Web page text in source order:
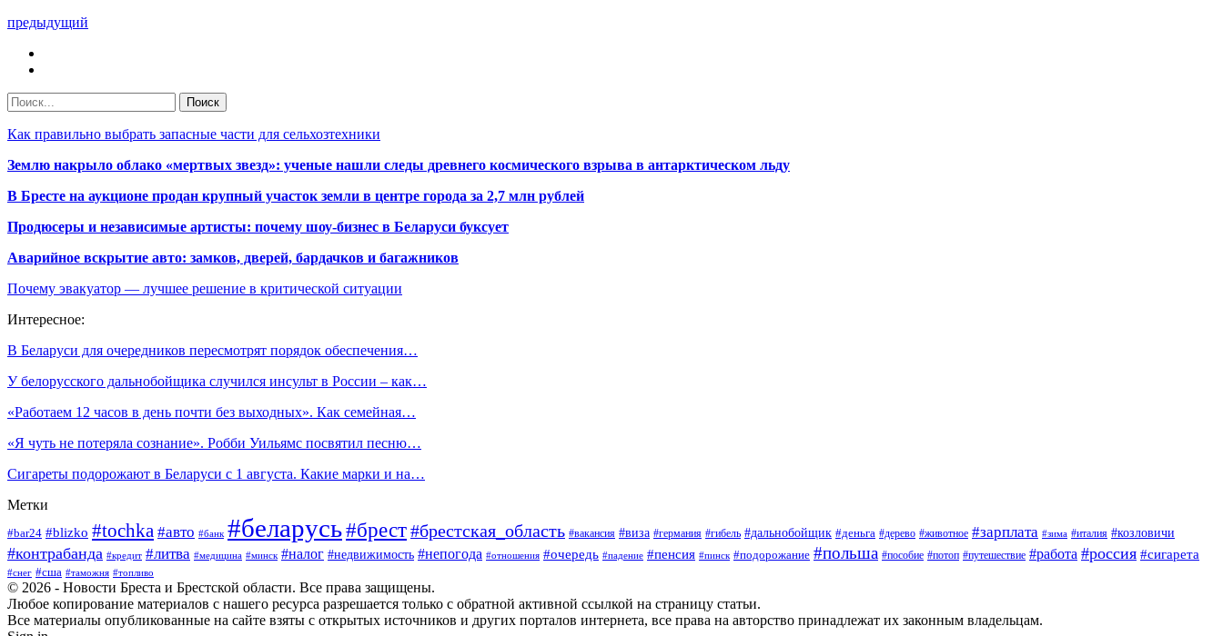
предыдущий
Как правильно выбрать запасные части для сельхозтехники
Землю накрыло облако «мертвых звезд»: ученые нашли следы древнего космического взрыва в антарктическом льду
В Бресте на аукционе продан крупный участок земли в центре города за 2,7 млн рублей
Продюсеры и независимые артисты: почему шоу-бизнес в Беларуси буксует
Аварийное вскрытие авто: замков, дверей, бардачков и багажников
Почему эвакуатор — лучшее решение в критической ситуации
Интересное:
В Беларуси для очередников пересмотрят порядок обеспечения…
У белорусского дальнобойщика случился инсульт в России – как…
«Работаем 12 часов в день почти без выходных». Как семейная…
«Я чуть не потеряла сознание». Робби Уильямс посвятил песню…
Сигареты подорожают в Беларуси с 1 августа. Какие марки и на…
Метки
#bar24 #blizko #tochka #авто #банк #беларусь#брест#брестская_область #вакансия #виза #германия #гибель #дальнобойщик #деньга #дерево #животное #зарплата #зима #италия #козловичи
#контрабанда #кредит #литва #медицина #минск #налог #недвижимость #непогода #отношения #очередь #падение #пенсия #пинск #подорожание #польша #пособие #потоп #путешествие #работа #россия #сигарета
#снег #сша #таможня #топливо
© 2026 - Новости Бреста и Брестской области. Все права защищены.
Любое копирование материалов с нашего ресурса разрешается только с обратной активной ссылкой на страницу статьи.
Все материалы опубликованные на сайте взяты с открытых источников и других порталов интернета, все права на авторство принадлежат их законным владельцам.